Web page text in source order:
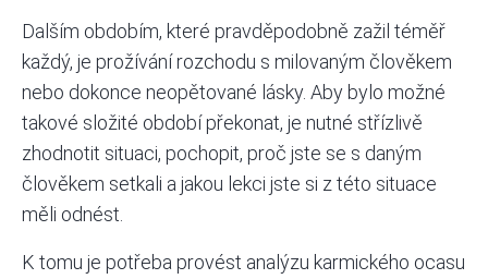
Dalším obdobím, které pravděpodobně zažil téměř
každý, je prožívání rozchodu s milovaným člověkem
nebo dokonce neopětované lásky. Aby bylo možné
takové složité období překonat, je nutné střízlivě
zhodnotit situaci, pochopit, proč jste se s daným
člověkem setkali a jakou lekci jste si z této situace
měli odnést.
K tomu je potřeba provést analýzu karmického ocasu